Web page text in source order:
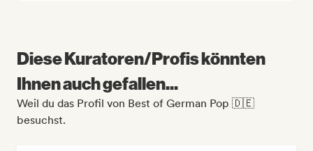
Diese Kuratoren/Profis könnten
Ihnen auch gefallen...
Weil du das Profil von Best of German Pop 🇩🇪
besuchst.